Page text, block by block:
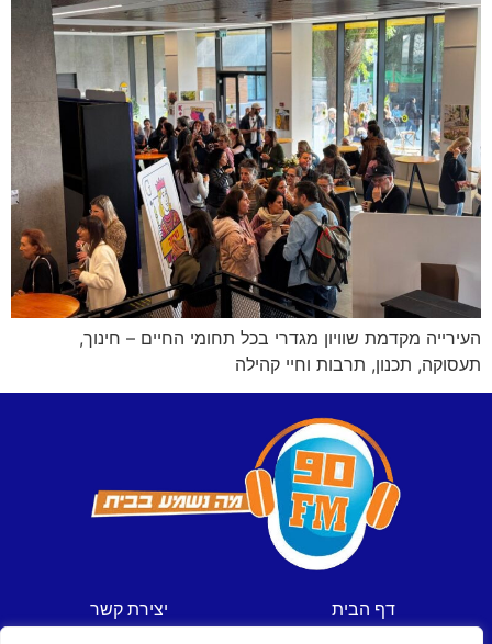
העירייה מקדמת שוויון מגדרי בכל תחומי החיים – חינוך,
תעסוקה, תכנון, תרבות וחיי קהילה
דף הבית
יצירת קשר